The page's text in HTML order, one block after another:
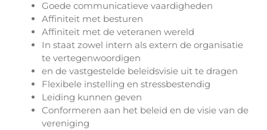
Goede communicatieve vaardigheden
Affiniteit met besturen
Affiniteit met de veteranen wereld
In staat zowel intern als extern de organisatie
te vertegenwoordigen
en de vastgestelde beleidsvisie uit te dragen
Flexibele instelling en stressbestendig
Leiding kunnen geven
Conformeren aan het beleid en de visie van de
vereniging